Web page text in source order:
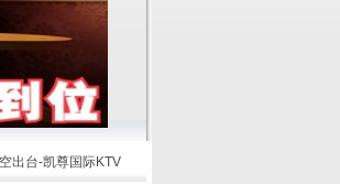
出台-凯尊国际KTV